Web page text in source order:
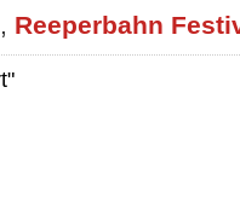
, Reeperbahn